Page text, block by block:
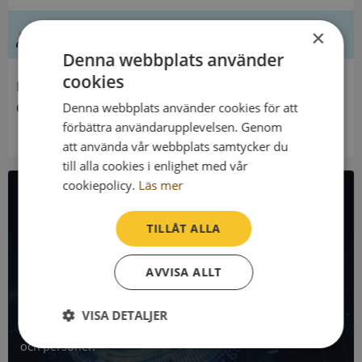
Innehavare
Oljekrisnämnden
All företagsdata i API
Få all denna företagsinformation i Syna API
Syna API är ett blixtsnabbt API där du kan hämta
registrerade företagsuppgifter, betalningsanmärkningar,
skatteuppgifter och mycket mer på alla Sveriges företag
och personer.
×
Denna webbplats använder
cookies
Denna webbplats använder cookies för att
förbättra användarupplevelsen. Genom
att använda vår webbplats samtycker du
till alla cookies i enlighet med vår
cookiepolicy. Läs mer
TILLÅT ALLA
AVVISA ALLT
VISA DETALJER
Strikt
Prestanda Inriktning